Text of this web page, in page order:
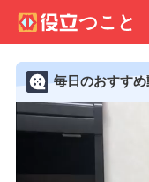
毎日のおすすめ